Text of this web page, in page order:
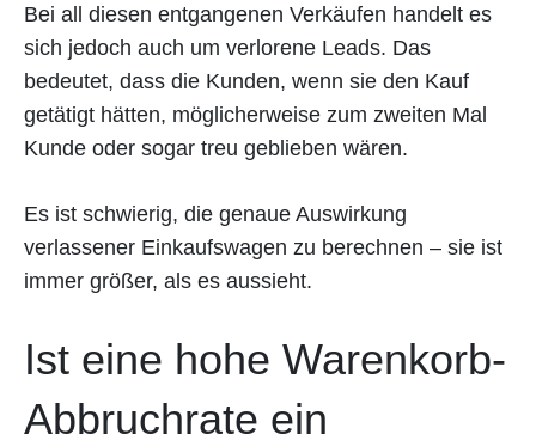
Bei all diesen entgangenen Verkäufen handelt es
sich jedoch auch um verlorene Leads. Das
bedeutet, dass die Kunden, wenn sie den Kauf
getätigt hätten, möglicherweise zum zweiten Mal
Kunde oder sogar treu geblieben wären.
Es ist schwierig, die genaue Auswirkung
verlassener Einkaufswagen zu berechnen – sie ist
immer größer, als es aussieht.
Ist eine hohe Warenkorb-
Abbruchrate ein